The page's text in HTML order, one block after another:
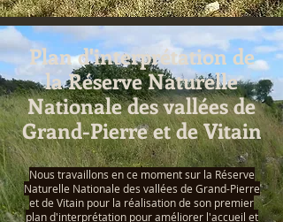
Plan d'interprétation de
la Réserve Naturelle
Nationale des vallées de
Grand-Pierre et de Vitain
Nous travaillons en ce moment sur la Réserve
Naturelle Nationale des vallées de Grand-Pierre
et de Vitain pour la réalisation de son premier
plan d'interprétation pour améliorer l'accueil et